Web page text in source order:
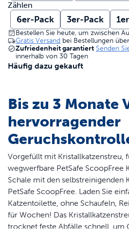
Zählen
6er-Pack 3er-Pack
Bestellen Sie heute, um zwischen
Gratis Versand bei Bestellungen über
Zufriedenheit garantiert Senden
innerhalb von 30 Tagen
Häufig dazu gekauft
Bis zu 3 Monate
hervorragender
Vorgefüllt mit Kristallkatzenstreu,
wegwerfbare PetSafe ScoopFree
Schale mit den selbstreinigenden
PetSafe ScoopFree. Laden Sie
Katzentoilette, ohne Schaufeln,
für Wochen! Das
trocknet feste Abfälle schnell, um